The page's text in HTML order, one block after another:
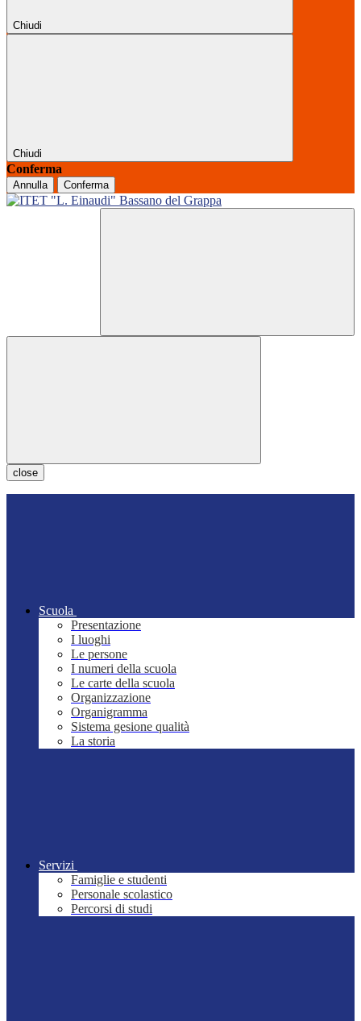
Chiudi
Chiudi
Conferma
Annulla Conferma
close
Scuola
Presentazione
I luoghi
Le persone
I numeri della scuola
Le carte della scuola
Organizzazione
Organigramma
Sistema gesione qualità
La storia
Servizi
Famiglie e studenti
Personale scolastico
Percorsi di studi